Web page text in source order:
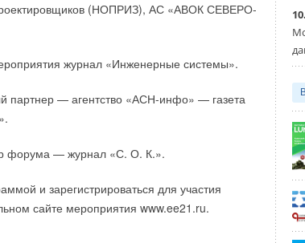
(НОПРИЗ), АС «АВОК СЕВЕРО-
журнал «Инженерные системы».
партнер — агентство «АСН-инфо» — газета
форума — журнал «С. О. К.».
и зарегистрироваться для участия
сайте мероприятия www.ee21.ru.